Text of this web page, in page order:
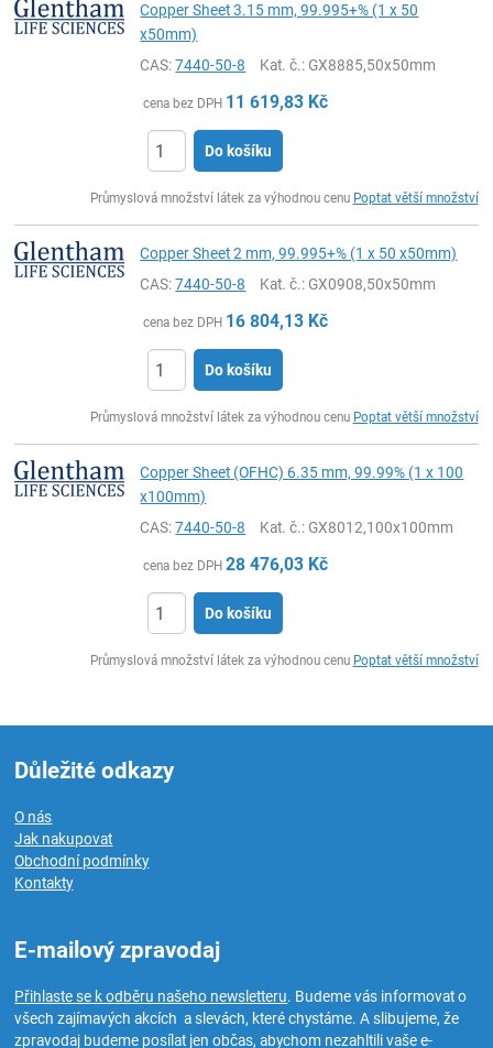
Copper Sheet 3.15 mm, 99.995+% (1 x 50
x50mm)
CAS:7440-50-8 Kat. č.: GX8885,50x50mm
cena bez DPH 11 619,83 Kč
Do košíku
Průmyslová množství látek za výhodnou cenu Poptat větší množství
Copper Sheet 2 mm, 99.995+% (1 x 50 x50mm)
CAS:7440-50-8 Kat. č.: GX0908,50x50mm
cena bez DPH 16 804,13 Kč
Do košíku
Průmyslová množství látek za výhodnou cenu Poptat větší množství
Copper Sheet (OFHC) 6.35 mm, 99.99% (1 x 100
x100mm)
CAS:7440-50-8 Kat. č.: GX8012,100x100mm
cena bez DPH 28 476,03 Kč
Do košíku
Průmyslová množství látek za výhodnou cenu Poptat větší množství
Důležité odkazy
O nás
Jak nakupovat
Obchodní podmínky
Kontakty
E-mailový zpravodaj
Přihlaste se k odběru našeho newsletteru. Budeme vás informovat o
všech zajímavých akcích a slevách, které chystáme. A slibujeme, že
zpravodaj budeme posílat jen občas, abychom nezahltili vaše e-